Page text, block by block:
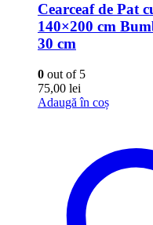
Cearceaf de Pat
140×200 cm
30 cm
0 out of 5
75,00 lei
Adaugă în coș